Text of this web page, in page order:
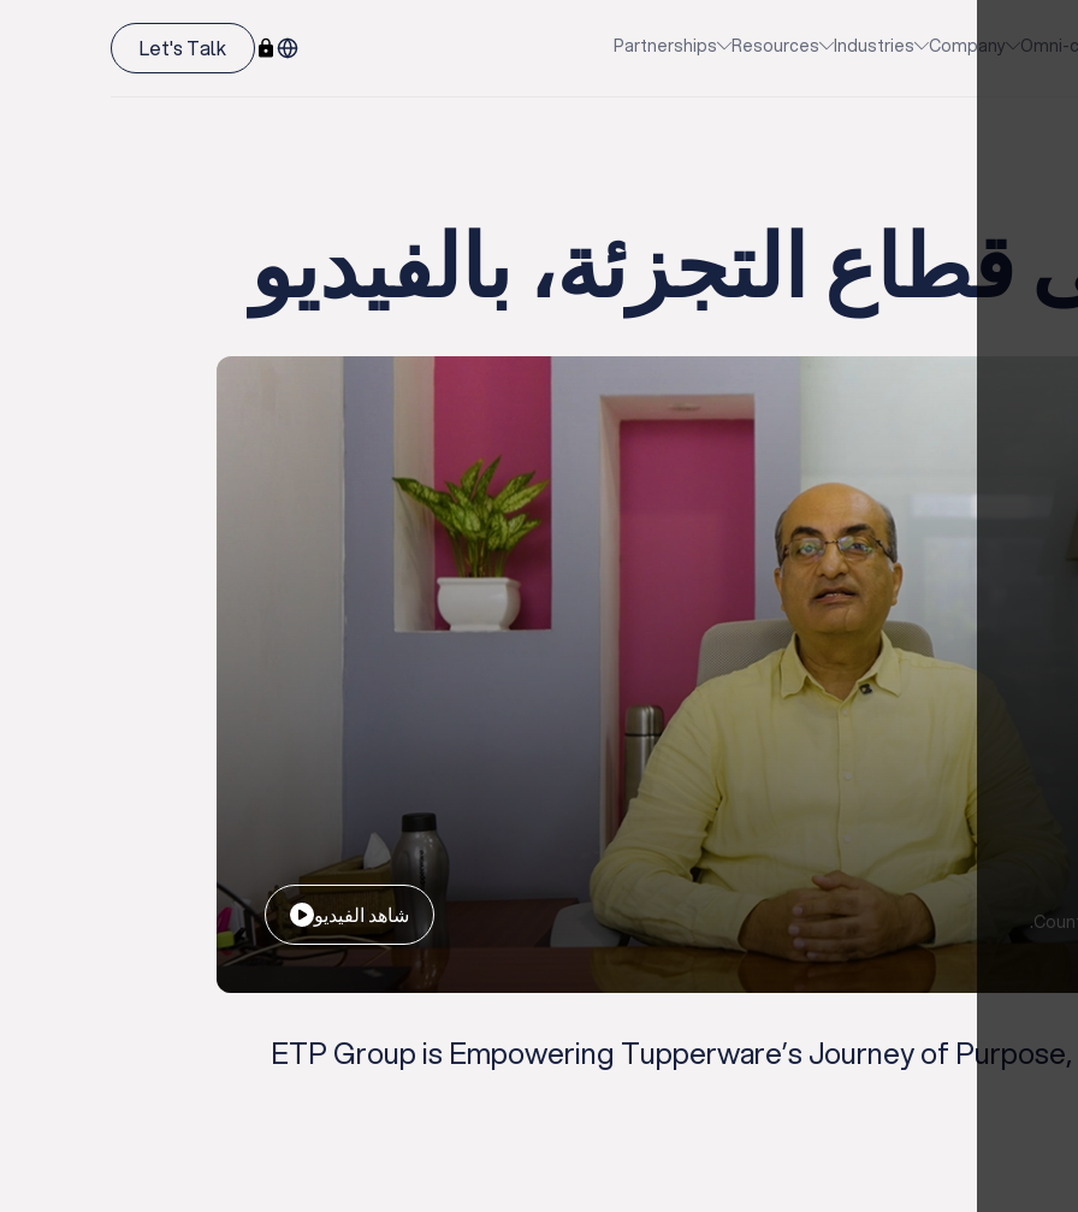
Omni-
Company
Industries
Resources
Partnerships
Let's Talk
قطاع التجزئة، بالفيديو
شاهد الفيديو
ETP Group is Empowering Tupperware’s Journey of